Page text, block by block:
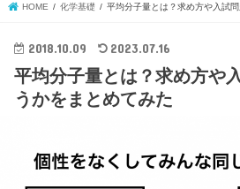
HOME 化学基礎 平均分子量とは？求め方や入試
2018.10.09 2023.07.16
平均分子量とは？求め方や
うかをまとめてみた